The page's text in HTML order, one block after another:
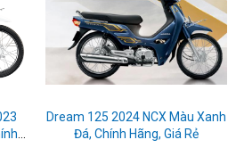
Dream 125 2024 NCX Màu Xanh
Đá, Chính Hãng, Giá Rẻ